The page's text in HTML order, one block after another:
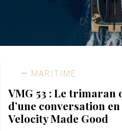
MARITIME
VMG 53 : Le trimaran
d’une conversation
Velocity Made Good